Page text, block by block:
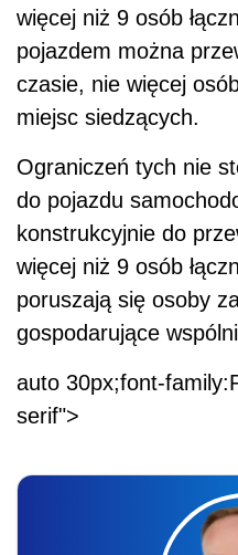
więcej niż 9 osób
pojazdem można
czasie, nie więcej
miejsc siedzących.
Ograniczeń tych nie
do pojazdu
konstrukcyjnie do
więcej niż 9 osób
poruszają się osoby
gospodarujące
auto 30px;font-
serif">